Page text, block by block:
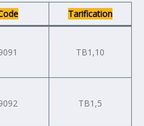
Tarification
TB1,10
TB1,5